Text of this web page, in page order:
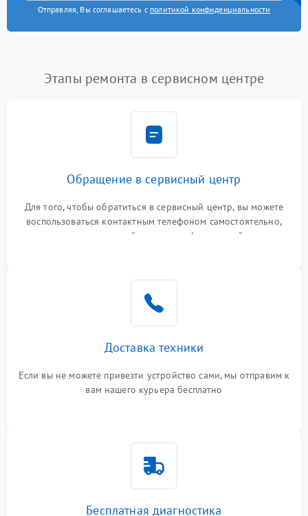
Отправляя, Вы соглашаетесь с политикой конфиденциальности
Этапы ремонта в сервисном центре
Обращение в сервисный центр
Для того, чтобы обратиться в сервисный центр, вы можете
воспользоваться контактным телефоном самостоятельно,
или оставить свой номер телефона на сайте
Доставка техники
Если вы не можете привезти устройство сами, мы отправим к
вам нашего курьера бесплатно
Бесплатная диагностика